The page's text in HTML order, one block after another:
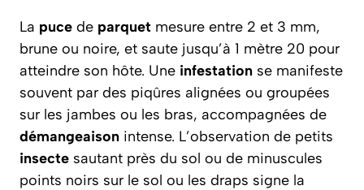
La puce de parquet mesure entre 2 et 3 mm,
brune ou noire, et saute jusqu’à 1 mètre 20 pour
atteindre son hôte. Une infestation se manifeste
souvent par des piqûres alignées ou groupées
sur les jambes ou les bras, accompagnées de
démangeaison intense. L’observation de petits
insecte sautant près du sol ou de minuscules
points noirs sur le sol ou les draps signe la